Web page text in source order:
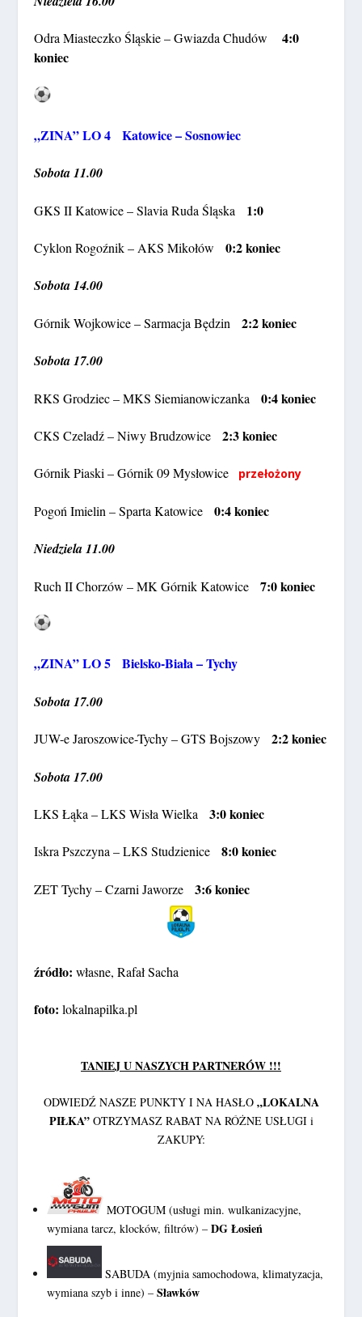
Odra Miasteczko Śląskie – Gwiazda Chudów4:0
koniec
„ZINA” LO 4 Katowice – Sosnowiec
Sobota 11.00
GKS II Katowice – Slavia Ruda Śląska 1:0
Cyklon Rogoźnik – AKS Mikołów0:2 koniec
Sobota 14.00
Górnik Wojkowice – Sarmacja Będzin2:2 koniec
Sobota 17.00
RKS Grodziec – MKS Siemianowiczanka0:4 koniec
CKS Czeladź – Niwy Brudzowice2:3 koniec
Górnik Piaski – Górnik 09 Mysłowice przełożony
Pogoń Imielin – Sparta Katowice0:4 koniec
Niedziela 11.00
Ruch II Chorzów – MK Górnik Katowice7:0 koniec
„ZINA” LO 5 Bielsko-Biała – Tychy
Sobota 17.00
JUW-e Jaroszowice-Tychy – GTS Bojszowy2:2 koniec
Sobota 17.00
LKS Łąka – LKS Wisła Wielka3:0 koniec
Iskra Pszczyna – LKS Studzienice8:0 koniec
ZET Tychy – Czarni Jaworze3:6 koniec
źródło:własne, Rafał Sacha
foto:lokalnapilka.pl
TANIEJ U NASZYCH PARTNERÓW !!!
ODWIEDŹ NASZE PUNKTY I NA HASŁO „LOKALNA
PIŁKA” OTRZYMASZ RABAT NA RÓŻNE USŁUGI i
ZAKUPY:
MOTOGUM (usługi min. wulkanizacyjne,
wymiana tarcz, klocków, filtrów) –DG Łosień
SABUDA (myjnia samochodowa, klimatyzacja,
wymiana szyb i inne) –Sławków